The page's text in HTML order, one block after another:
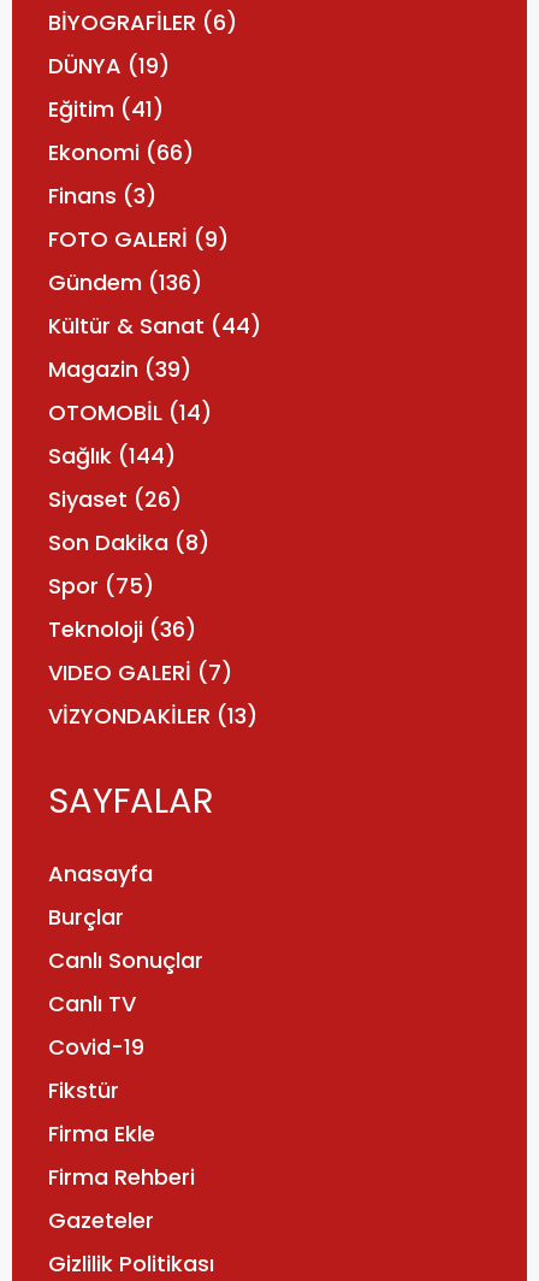
BİYOGRAFİLER (6)
DÜNYA (19)
Eğitim (41)
Ekonomi (66)
Finans (3)
FOTO GALERİ (9)
Gündem (136)
Kültür & Sanat (44)
Magazin (39)
OTOMOBİL (14)
Sağlık (144)
Siyaset (26)
Son Dakika (8)
Spor (75)
Teknoloji (36)
VIDEO GALERİ (7)
VİZYONDAKİLER (13)
SAYFALAR
Anasayfa
Burçlar
Canlı Sonuçlar
Canlı TV
Covid-19
Fikstür
Firma Ekle
Firma Rehberi
Gazeteler
Gizlilik Politikası